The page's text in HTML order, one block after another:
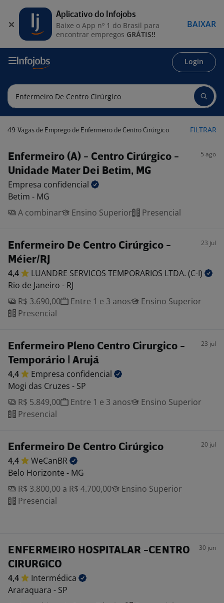
Login
49 Vagas de Emprego de Enfermeiro de Centro Cirúrgico FILTRAR
Enfermeiro (A) - Centro Cirúrgico -
Unidade Mater Dei Betim, MG
5 ago
Empresa confidencial
Betim - MG
A combinar
Ensino Superior Presencial
Enfermeiro De Centro Cirúrgico -
Méier/RJ
23 jul
4,4 LUANDRE SERVICOS TEMPORARIOS LTDA. (C-I)
Rio de Janeiro - RJ
R$ 3.690,00
Entre 1 e 3 anos
Ensino Superior
Presencial
Enfermeiro Pleno Centro Cirurgico -
Temporário | Arujá
23 jul
4,4 Empresa confidencial
Mogi das Cruzes - SP
R$ 5.849,00
Entre 1 e 3 anos
Ensino Superior
Presencial
Enfermeiro De Centro Cirúrgico 20 jul
4,4
WeCanBR
Belo Horizonte - MG
R$ 3.800,00 a R$ 4.700,00
Ensino Superior
Presencial
ENFERMEIRO HOSPITALAR -CENTRO
CIRURGICO
30 jun
4,4
Intermédica
Araraquara - SP
Aplicativo do Infojobs
Baixe o App nº 1 do Brasil para
encontrar empregos GRÁTIS!!
BAIXAR